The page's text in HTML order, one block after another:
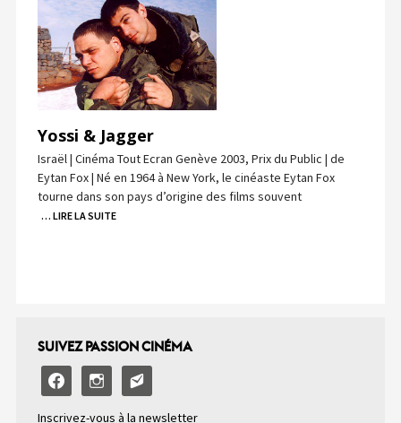
Yossi & Jagger
Israël | Cinéma Tout Ecran Genève 2003, Prix du Public | de
Eytan Fox | Né en 1964 à New York, le cinéaste Eytan Fox
tourne dans son pays d’origine des films souvent
… LIRE LA SUITE
SUIVEZ PASSION CINÉMA
facebookinstagramemail-
alt2
Inscrivez-vous à la newsletter